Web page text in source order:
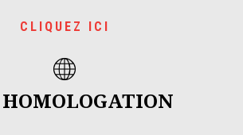
CLIQUEZ ICI